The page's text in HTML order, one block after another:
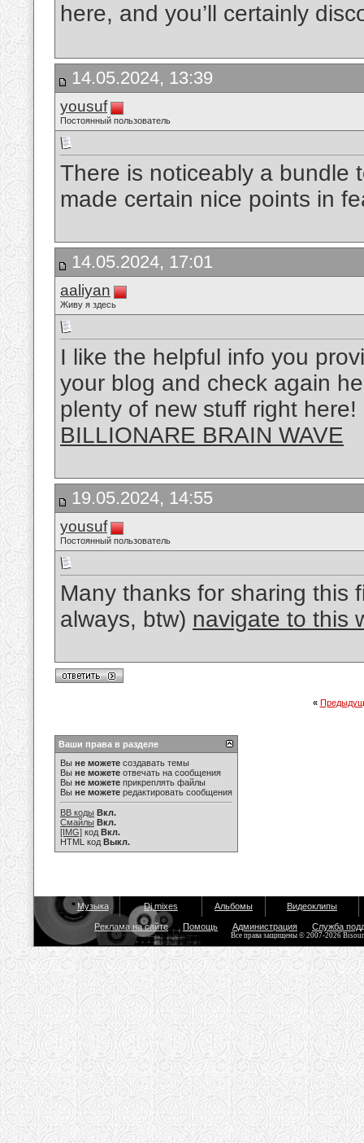
here, and you’ll certainly
14.05.2024, 13:39
yousuf
Постоянный пользователь
There is noticeably a bundle
made certain nice points in
14.05.2024, 17:01
aaliyan
Живу я здесь
I like the helpful info you
your blog and check again
plenty of new stuff right
BILLIONARE BRAIN WAVE
19.05.2024, 14:55
yousuf
Постоянный пользователь
Many thanks for sharing this
always, btw) navigate to this
«
Ваши права в разделе
Вы не можете создавать темы
Вы не можете отвечать на сообщения
Вы не можете прикреплять файлы
Вы не можете редактировать сообщения
BB коды Вкл.
Смайлы Вкл.
[IMG] код Вкл.
HTML код Выкл.
Музыка Dj mixes Альбомы Видеоклипы
Реклама на сайте Помощь Администрация Служба
Все права защищены © 2007-2026